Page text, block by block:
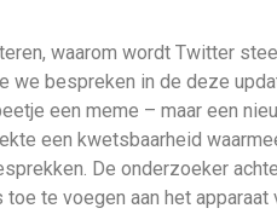
waarom wordt Twitter
we bespreken in de deze
een meme – maar een
een kwetsbaarheid
De onderzoeker
te voegen aan het